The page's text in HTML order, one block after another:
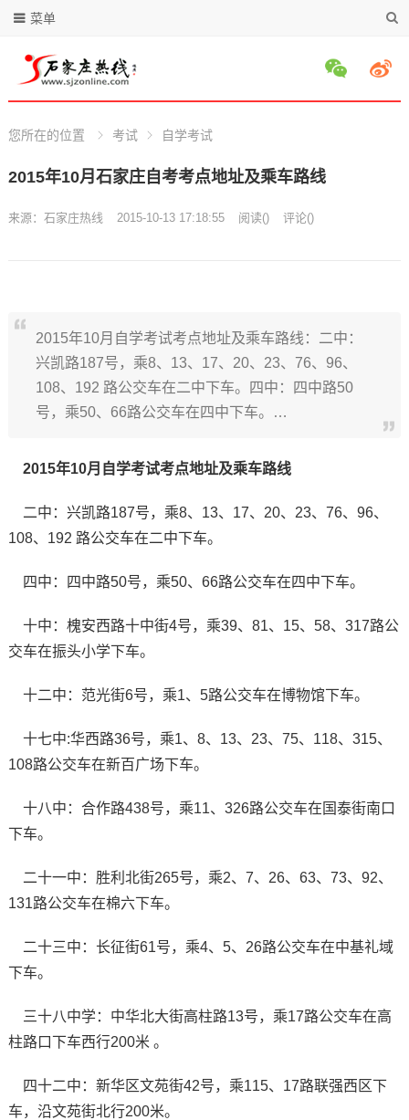
菜单
您所在的位置 考试 自学考试
2015年10月石家庄自考考点地址及乘车路线
来源： 石家庄热线 2015-10-13 17:18:55 阅读() 评论()
2015年10月自学考试考点地址及乘车路线：二中：
兴凯路187号，乘8、13、17、20、23、76、96、
108、192 路公交车在二中下车。四中：四中路50
号，乘50、66路公交车在四中下车。…
2015年10月自学考试考点地址及乘车路线
二中：兴凯路187号，乘8、13、17、20、23、76、96、
108、192 路公交车在二中下车。
四中：四中路50号，乘50、66路公交车在四中下车。
十中：槐安西路十中街4号，乘39、81、15、58、317路公
交车在振头小学下车。
十二中：范光街6号，乘1、5路公交车在博物馆下车。
十七中:华西路36号，乘1、8、13、23、75、118、315、
108路公交车在新百广场下车。
十八中：合作路438号，乘11、326路公交车在国泰街南口
下车。
二十一中：胜利北街265号，乘2、7、26、63、73、92、
131路公交车在棉六下车。
二十三中：长征街61号，乘4、5、26路公交车在中基礼域
下车。
三十八中学：中华北大街高柱路13号，乘17路公交车在高
柱路口下车西行200米 。
四十二中：新华区文苑街42号，乘115、17路联强西区下
车，沿文苑街北行200米。